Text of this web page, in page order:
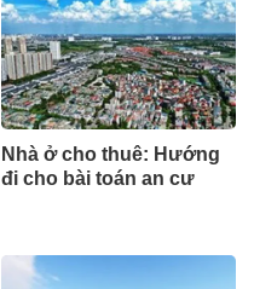
Nhà ở cho thuê: Hướng
đi cho bài toán an cư